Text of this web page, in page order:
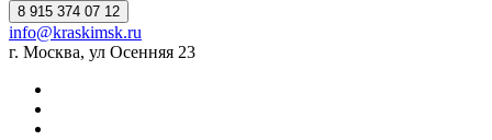
8 915 374 07 12
info@kraskimsk.ru
г. Москва, ул Осенняя 23